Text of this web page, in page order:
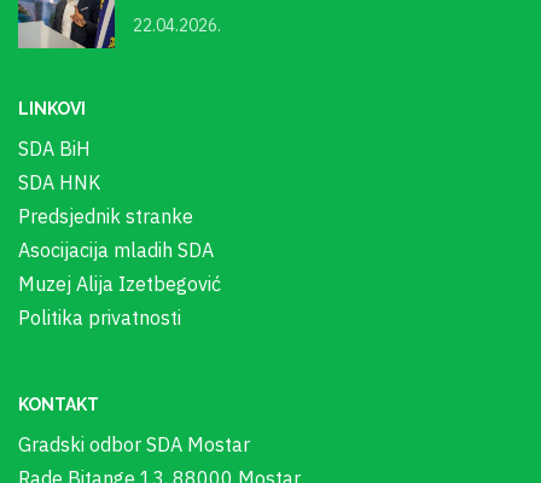
22.04.2026.
LINKOVI
SDA BiH
SDA HNK
Predsjednik stranke
Asocijacija mladih SDA
Muzej Alija Izetbegović
Politika privatnosti
KONTAKT
Gradski odbor SDA Mostar